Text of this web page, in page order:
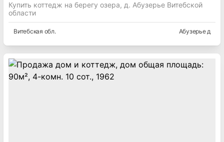
Купить коттедж на берегу озера, д. Абузерье Витебской
области
Витебская обл. Абузерье д